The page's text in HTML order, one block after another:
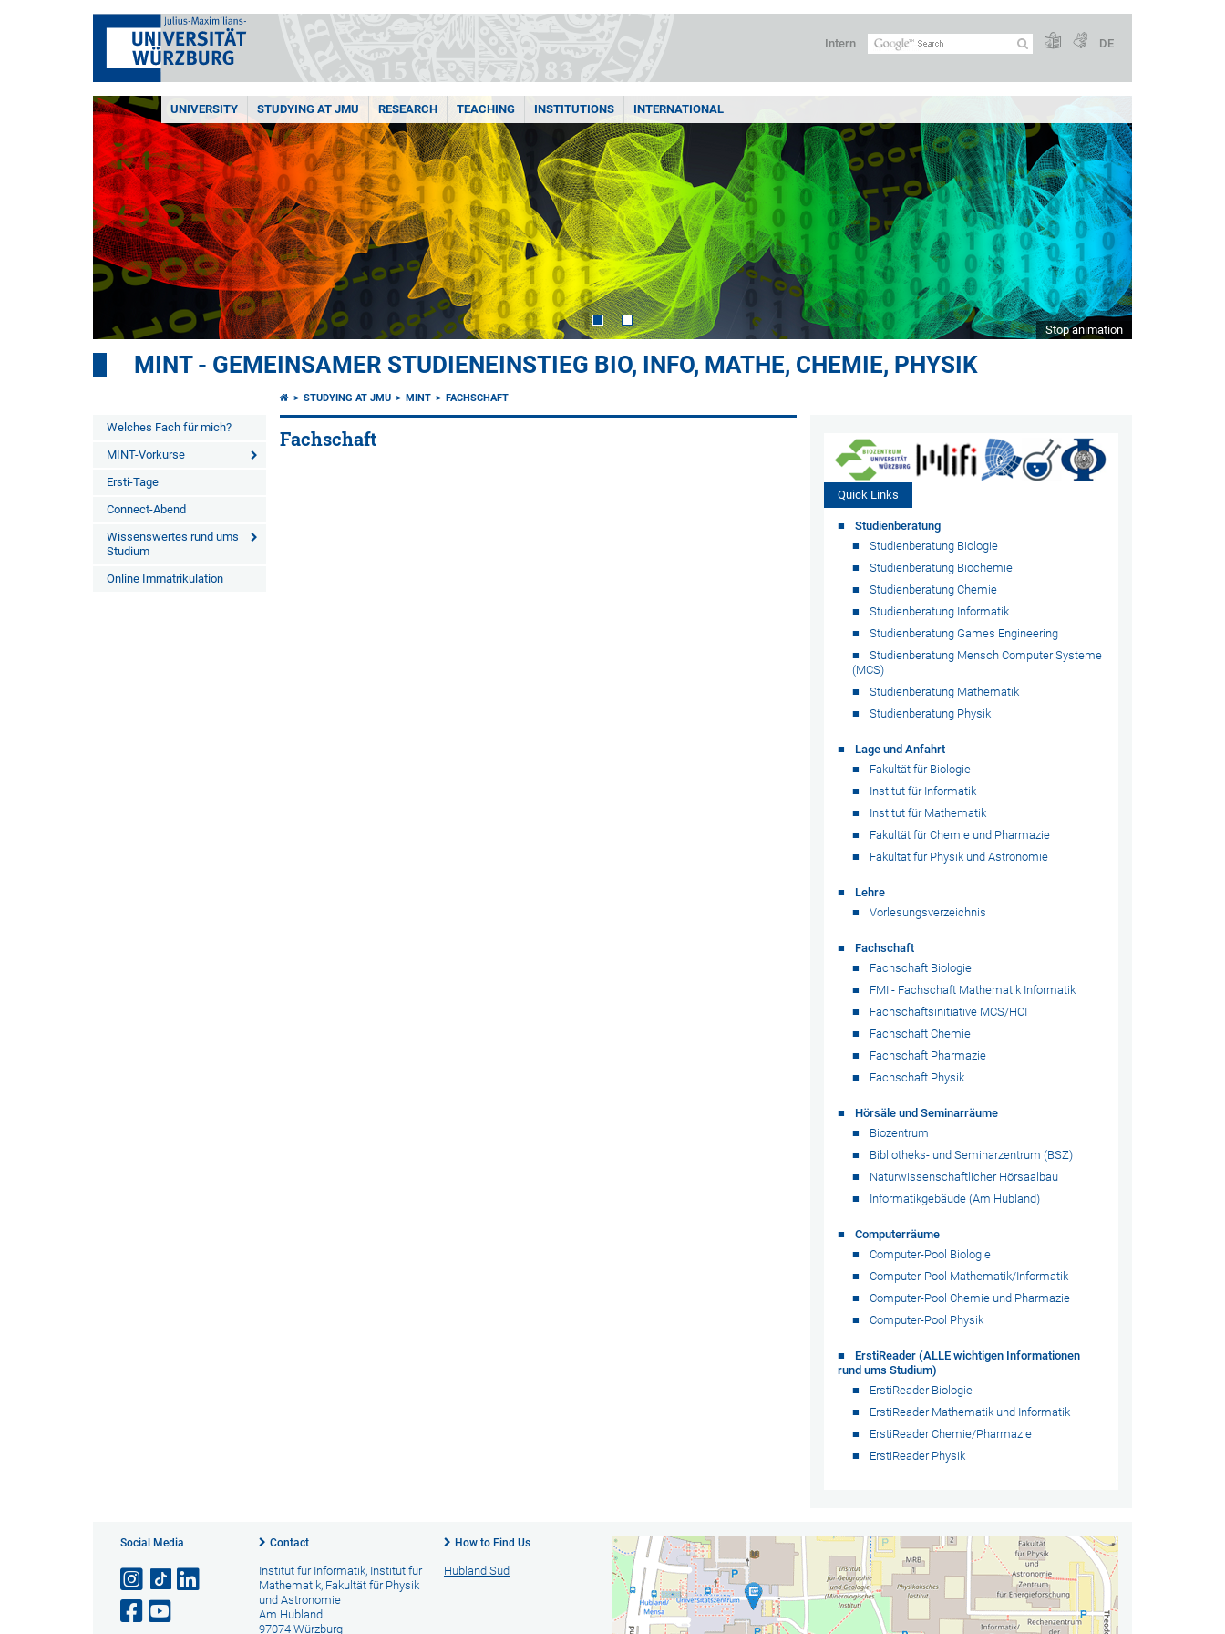
Intern DE
UNIVERSITY STUDYING AT JMU RESEARCH TEACHING INSTITUTIONS INTERNATIONAL
Stop animation
MINT - GEMEINSAMER STUDIENEINSTIEG BIO, INFO, MATHE, CHEMIE, PHYSIK
Welches Fach für mich?
MINT-Vorkurse
Ersti-Tage
Connect-Abend
Wissenswertes rund ums
Studium
Online Immatrikulation
STUDYING AT JMU MINT FACHSCHAFT
Fachschaft
Quick Links
Studienberatung
Studienberatung Biologie
Studienberatung Biochemie
Studienberatung Chemie
Studienberatung Informatik
Studienberatung Games Engineering
Studienberatung Mensch Computer Systeme
(MCS)
Studienberatung Mathematik
Studienberatung Physik
Lage und Anfahrt
Fakultät für Biologie
Institut für Informatik
Institut für Mathematik
Fakultät für Chemie und Pharmazie
Fakultät für Physik und Astronomie
Lehre
Vorlesungsverzeichnis
Fachschaft
Fachschaft Biologie
FMI - Fachschaft Mathematik Informatik
Fachschaftsinitiative MCS/HCI
Fachschaft Chemie
Fachschaft Pharmazie
Fachschaft Physik
Hörsäle und Seminarräume
Biozentrum
Bibliotheks- und Seminarzentrum (BSZ)
Naturwissenschaftlicher Hörsaalbau
Informatikgebäude (Am Hubland)
Computerräume
Computer-Pool Biologie
Computer-Pool Mathematik/Informatik
Computer-Pool Chemie und Pharmazie
Computer-Pool Physik
ErstiReader (ALLE wichtigen Informationen
rund ums Studium)
ErstiReader Biologie
ErstiReader Mathematik und Informatik
ErstiReader Chemie/Pharmazie
ErstiReader Physik
Social Media Contact
Institut für Informatik, Institut für
Mathematik, Fakultät für Physik
und Astronomie
Am Hubland
97074 Würzburg
How to Find Us
Hubland Süd